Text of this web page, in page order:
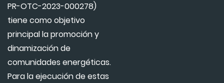
PR-OTC-2023-000278)
tiene como objetivo
principal la promoción y
dinamización de
comunidades energéticas.
Para la ejecución de estas